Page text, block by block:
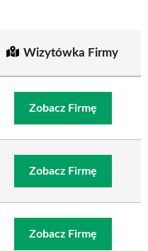
Wizytówka Firmy
Zobacz Firmę
Zobacz Firmę
Zobacz Firmę